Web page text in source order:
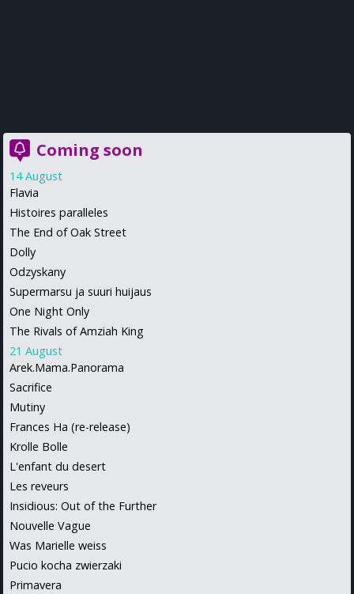
Coming soon
14 August
Flavia
Histoires paralleles
The End of Oak Street
Dolly
Odzyskany
Supermarsu ja suuri huijaus
One Night Only
The Rivals of Amziah King
21 August
Arek.Mama.Panorama
Sacrifice
Mutiny
Frances Ha (re-release)
Krolle Bolle
L'enfant du desert
Les reveurs
Insidious: Out of the Further
Nouvelle Vague
Was Marielle weiss
Pucio kocha zwierzaki
Primavera